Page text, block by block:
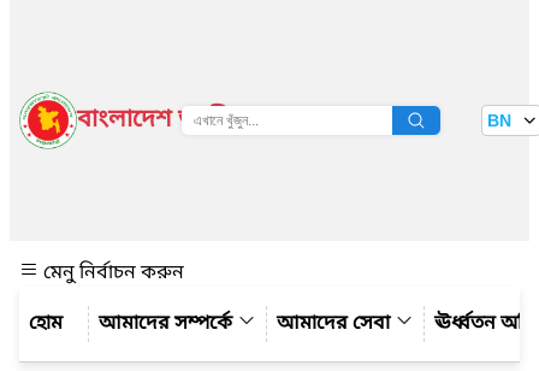
বাংলাদেশ জাতীয় তথ্য বাতায়ন BN
মেনু নির্বাচন করুন
আমাদের সম্পর্কে
আমাদের সেবা ঊর্ধ্বতন